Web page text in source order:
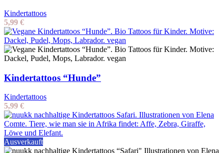
Kindertattoos
5,99 €
Kindertattoos “Hunde”
Kindertattoos
5,99 €
Ausverkauft